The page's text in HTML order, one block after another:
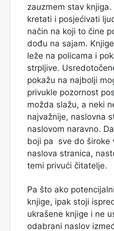
zauzmem stav
kretati i posjećivati
način na koji to čine
dođu na sajam.
leže na policama i
strpljive.
pokažu na najbolji
privukle pozornost
možda slažu, a neki
najvažnije, naslovna
naslovom naravno.
boji pa sve do široke
naslova stranica,
temi privući čitatelje.
Pa što ako
knjige, ipak stoji
ukrašene knjige i ne
odabrani naslov